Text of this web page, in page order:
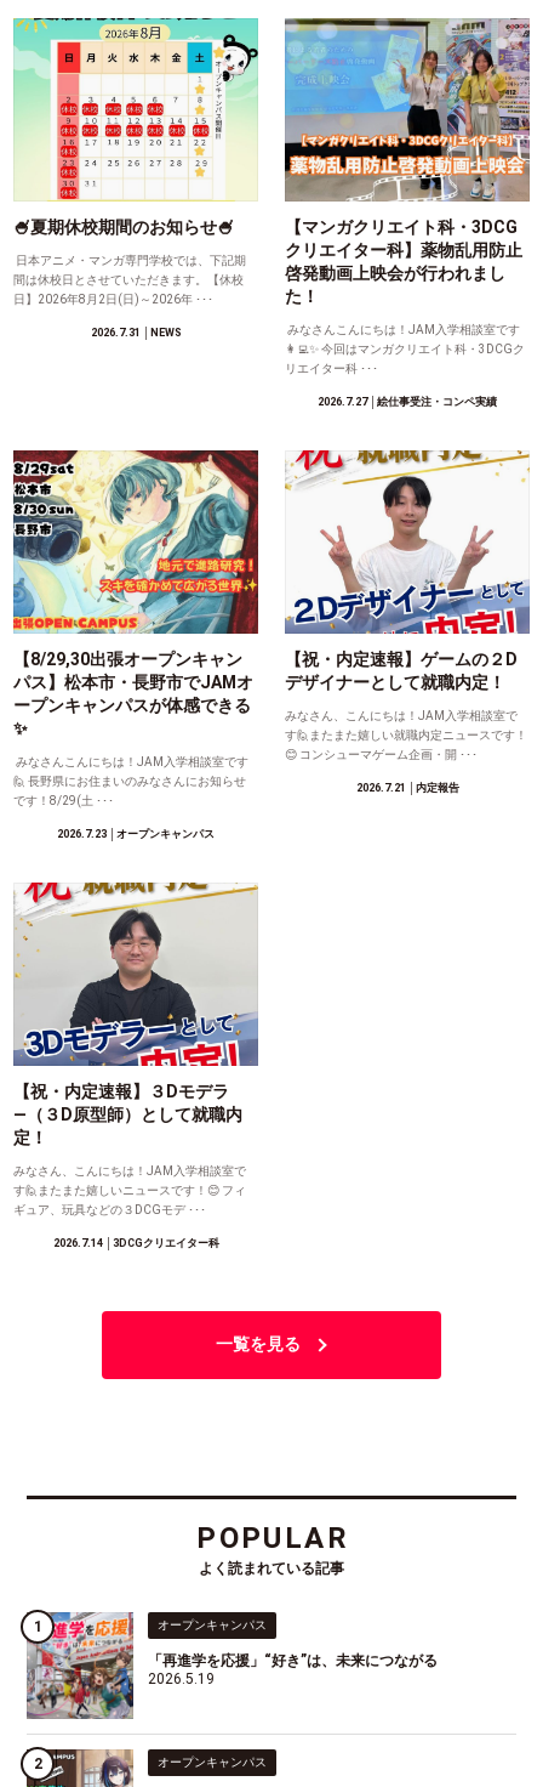
🍧夏期休校期間のお知らせ🍧
日本アニメ・マンガ専門学校では、下記期
間は休校日とさせていただきます。【休校
日】2026年8月2日(日)～2026年 ･･･
2026.7.31 │NEWS
【マンガクリエイト科・3DCG
クリエイター科】薬物乱用防止
啓発動画上映会が行われまし
た！
みなさんこんにちは！JAM入学相談室です
👩‍💻✨ 今回はマンガクリエイト科・3DCGク
リエイター科 ･･･
2026.7.27│絵仕事受注・コンペ実績
【8/29,30出張オープンキャン
パス】松本市・長野市でJAMオ
ープンキャンパスが体感できる
✨
みなさんこんにちは！JAM入学相談室です
🙋 長野県にお住まいのみなさんにお知らせ
です！8/29(土 ･･･
2026.7.23 │オープンキャンパス
【祝・内定速報】ゲームの２D
デザイナーとして就職内定！
みなさん、こんにちは！JAM入学相談室で
す🙋またまた嬉しい就職内定ニュースです！
😊 コンシューマゲーム企画・開 ･･･
2026.7.21 │内定報告
【祝・内定速報】３Dモデラ
―（３D原型師）として就職内
定！
みなさん、こんにちは！JAM入学相談室で
す🙋またまた嬉しいニュースです！😊 フィ
ギュア、玩具などの３DCGモデ ･･･
2026.7.14│3DCGクリエイター科
一覧を見る
POPULAR
よく読まれている記事
オープンキャンパス
「再進学を応援」“好き”は、未来につながる
2026.5.19
オープンキャンパス